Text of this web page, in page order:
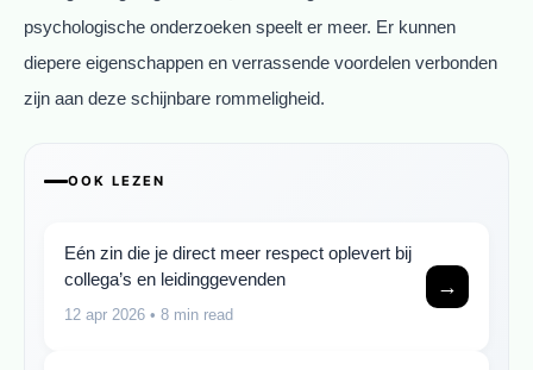
psychologische onderzoeken speelt er meer. Er kunnen
diepere eigenschappen en verrassende voordelen verbonden
zijn aan deze schijnbare rommeligheid.
OOK LEZEN
Eén zin die je direct meer respect oplevert bij
collega’s en leidinggevenden
12 apr 2026 • 8 min read
→